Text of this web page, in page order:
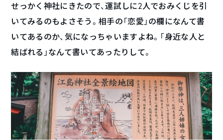
せっかく神社にきたので、運試しに2人でおみくじを引
いてみるのもよさそう。相手の「恋愛」の欄になんて書
いてあるのか、気になっちゃいますよね。「身近な人と
結ばれる」なんて書いてあったりして。